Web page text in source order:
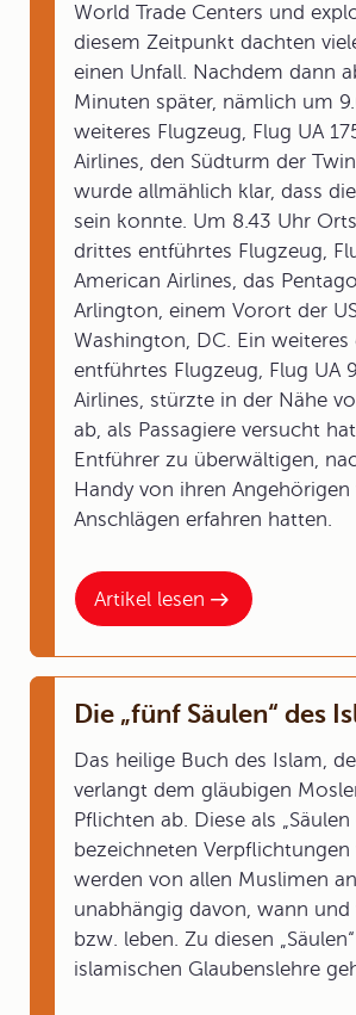
Artikel lesen
World Trade Centers und
diesem Zeitpunkt dachten
einen Unfall. Nachdem dann
Minuten später, nämlich um
weiteres Flugzeug, Flug UA
Airlines, den Südturm der
wurde allmählich klar, dass
sein konnte. Um 8.43 Uhr
drittes entführtes Flugzeug,
American Airlines, das
Arlington, einem Vorort der
Washington, DC. Ein weiteres
entführtes Flugzeug, Flug UA
Airlines, stürzte in der Nähe
ab, als Passagiere versucht
Entführer zu überwältigen,
Handy von ihren Angehörigen
Anschlägen erfahren hatten.
Die „fünf Säulen“ des
Das heilige Buch des Islam,
verlangt dem gläubigen
Pflichten ab. Diese als „Säulen
bezeichneten
werden von allen Muslimen
unabhängig davon, wann
bzw. leben. Zu diesen
islamischen Glaubenslehre